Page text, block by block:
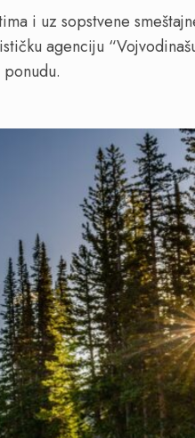
i uz sopstvene
agenciju